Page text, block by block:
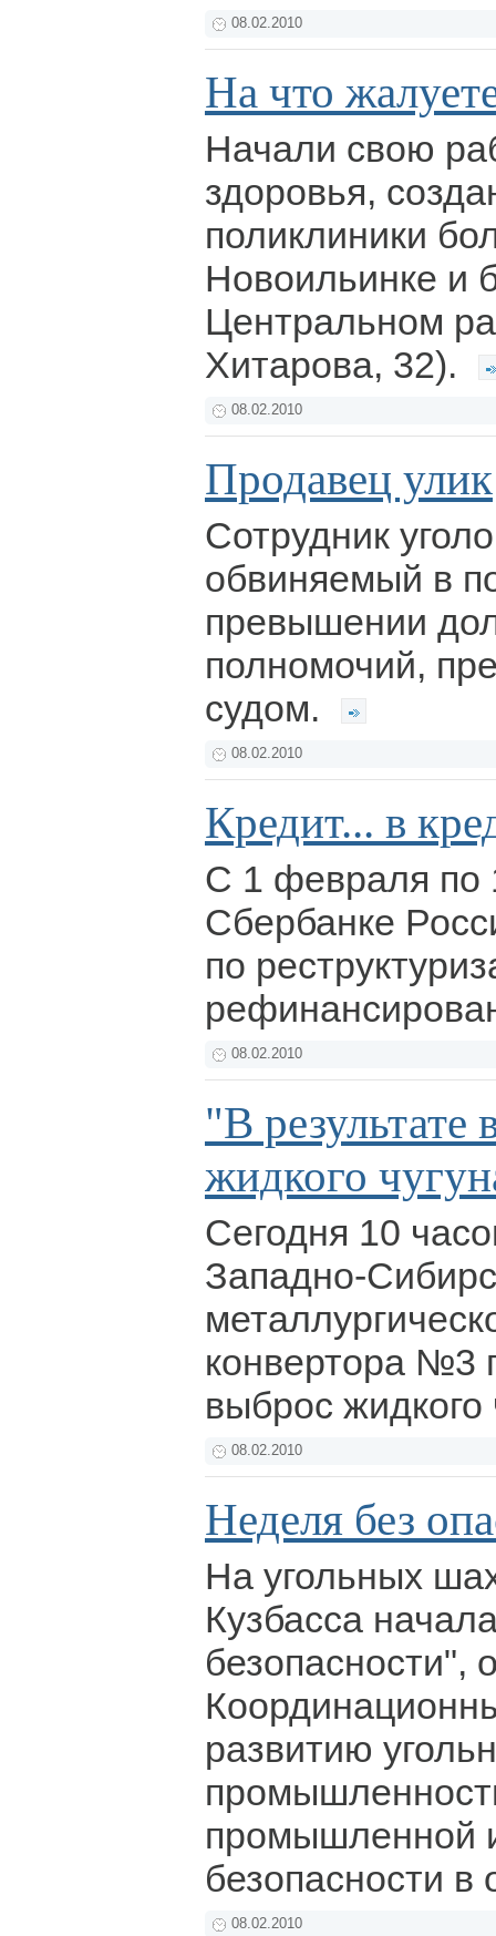
08.02.2010
На что
Начали свою
здоровья,
поликлиники
Новоильинке и
Центральном
Хитарова, 32).
08.02.2010
Продавец улик
Сотрудник
обвиняемый в
превышении
полномочий,
судом.
08.02.2010
Кредит... в
С 1 февраля по
Сбербанке
по
08.02.2010
"В результате
жидкого
Сегодня 10
Западно-
конвертора №3
выброс жидкого
08.02.2010
Неделя без
На угольных
Кузбасса
безопасности",
развитию
промышленной
безопасности в
08.02.2010